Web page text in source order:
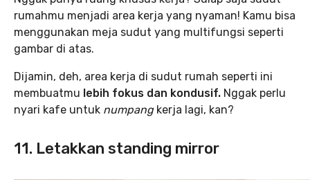
rumahmu menjadi area kerja yang nyaman! Kamu bisa
menggunakan meja sudut yang multifungsi seperti
gambar di atas.
Dijamin, deh, area kerja di sudut rumah seperti ini
membuatmu lebih fokus dan kondusif. Nggak perlu
nyari kafe untuk numpang kerja lagi, kan?
11. Letakkan standing mirror